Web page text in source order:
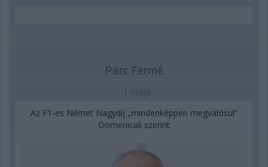
Parc Fermé
1 órája
Az F1-es Német Nagydíj „mindenképpen megvalósul”
Domenicali szerint